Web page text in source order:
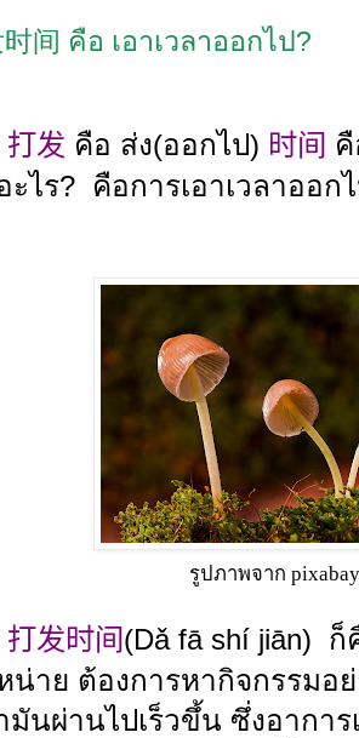
间 คือ เอาเวลาออกไป?
打发 คือ ส่ง(ออกไป) 时间
ะไร? คือการเอาเวลาออก
รูปภาพจาก
打发时间(Dǎ fā shí jiān) ก็
น่าย ต้องการหากิจกรรมอ
มันผ่านไปเร็วขึ้น ซึ่งอากา